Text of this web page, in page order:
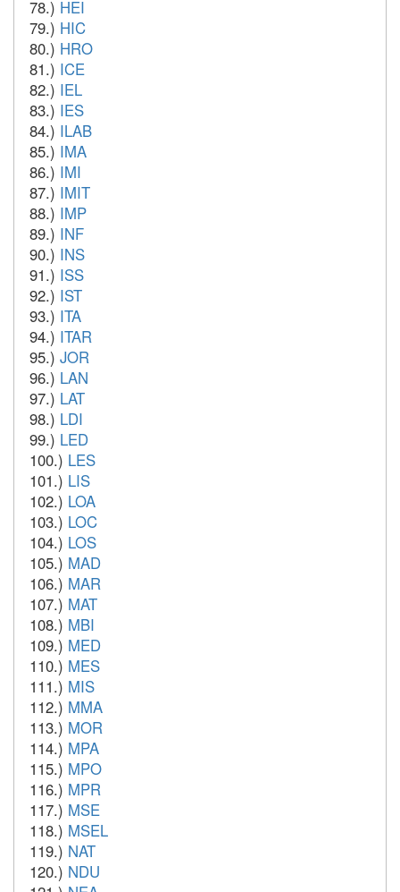
78.) HEI
79.) HIC
80.) HRO
81.) ICE
82.) IEL
83.) IES
84.) ILAB
85.) IMA
86.) IMI
87.) IMIT
88.) IMP
89.) INF
90.) INS
91.) ISS
92.) IST
93.) ITA
94.) ITAR
95.) JOR
96.) LAN
97.) LAT
98.) LDI
99.) LED
100.) LES
101.) LIS
102.) LOA
103.) LOC
104.) LOS
105.) MAD
106.) MAR
107.) MAT
108.) MBI
109.) MED
110.) MES
111.) MIS
112.) MMA
113.) MOR
114.) MPA
115.) MPO
116.) MPR
117.) MSE
118.) MSEL
119.) NAT
120.) NDU